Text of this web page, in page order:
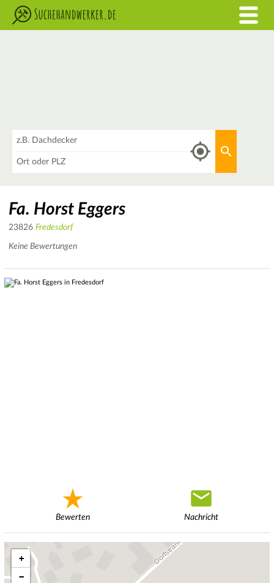
Fa. Horst Eggers
23826 Fredesdorf
Keine Bewertungen
Bewerten Nachricht
+
−